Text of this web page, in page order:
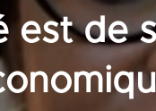
est de